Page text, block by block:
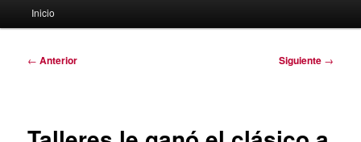
Inicio
Navegación
← Anterior Siguiente →